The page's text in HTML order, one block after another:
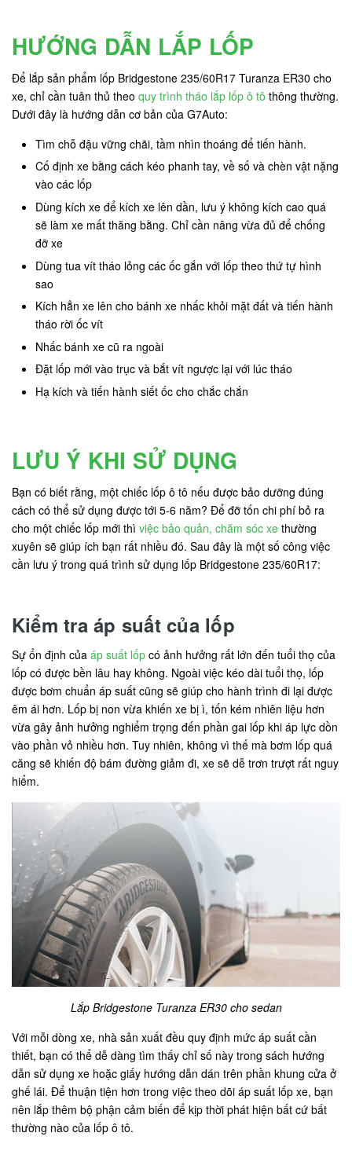
HƯỚNG DẪN LẮP LỐP
Để lắp sản phẩm lốp Bridgestone 235/60R17 Turanza ER30 cho
xe, chỉ cần tuân thủ theo quy trình tháo lắp lốp ô tô thông thường.
Dưới đây là hướng dẫn cơ bản của G7Auto:
Tìm chỗ đậu vững chãi, tầm nhìn thoáng để tiến hành.
Cố định xe bằng cách kéo phanh tay, về số và chèn vật nặng
vào các lốp
Dùng kích xe để kích xe lên dần, lưu ý không kích cao quá
sẽ làm xe mất thăng bằng. Chỉ cần nâng vừa đủ để chống
đỡ xe
Dùng tua vít tháo lỏng các ốc gắn với lốp theo thứ tự hình
sao
Kích hẳn xe lên cho bánh xe nhấc khỏi mặt đất và tiến hành
tháo rời ốc vít
Nhấc bánh xe cũ ra ngoài
Đặt lốp mới vào trục và bắt vít ngược lại với lúc tháo
Hạ kích và tiến hành siết ốc cho chắc chắn
LƯU Ý KHI SỬ DỤNG
Bạn có biết rằng, một chiếc lốp ô tô nếu được bảo dưỡng đúng
cách có thể sử dụng được tới 5-6 năm? Để đỡ tốn chi phí bỏ ra
cho một chiếc lốp mới thì việc bảo quản, chăm sóc xe thường
xuyên sẽ giúp ích bạn rất nhiều đó. Sau đây là một số công việc
cần lưu ý trong quá trình sử dụng lốp Bridgestone 235/60R17:
Kiểm tra áp suất của lốp
Sự ổn định của áp suất lốp có ảnh hưởng rất lớn đến tuổi thọ của
lốp có được bền lâu hay không. Ngoài việc kéo dài tuổi thọ, lốp
được bơm chuẩn áp suất cũng sẽ giúp cho hành trình đi lại được
êm ái hơn. Lốp bị non vừa khiến xe bị ì, tốn kém nhiên liệu hơn
vừa gây ảnh hưởng nghiểm trọng đến phần gai lốp khi áp lực dồn
vào phần vỏ nhiều hơn. Tuy nhiên, không vì thế mà bơm lốp quá
căng sẽ khiến độ bám đường giảm đi, xe sẽ dễ trơn trượt rất nguy
hiểm.
Lắp Bridgestone Turanza ER30 cho sedan
Với mỗi dòng xe, nhà sản xuất đều quy định mức áp suất cần
thiết, bạn có thể dễ dàng tìm thấy chỉ số này trong sách hướng
dẫn sử dụng xe hoặc giấy hướng dẫn dán trên phần khung cửa ở
ghế lái. Để thuận tiện hơn trong việc theo dõi áp suất lốp xe, bạn
nên lắp thêm bộ phận cảm biến để kịp thời phát hiện bất cứ bất
thường nào của lốp ô tô.